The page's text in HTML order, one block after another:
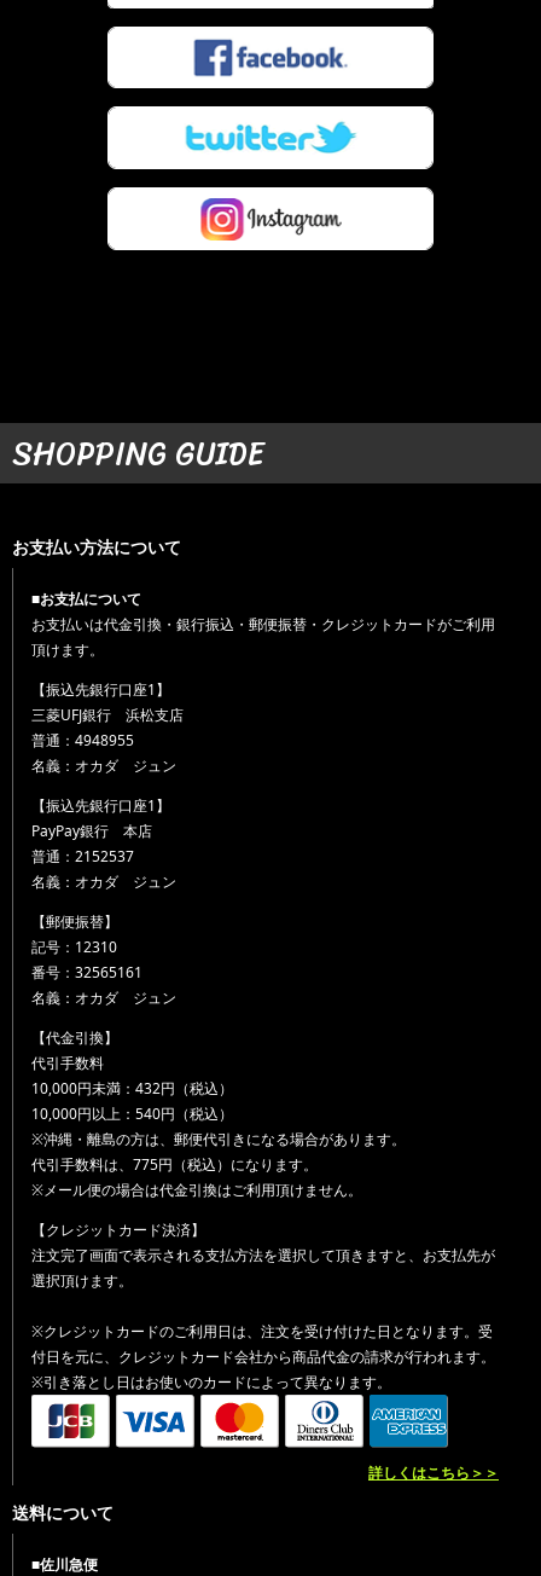
SHOPPING GUIDE
お支払い方法について
■お支払について
お支払いは代金引換・銀行振込・郵便振替・クレジットカードがご利用
頂けます。
【振込先銀行口座1】
三菱UFJ銀行 浜松支店
普通：4948955
名義：オカダ ジュン
【振込先銀行口座1】
PayPay銀行 本店
普通：2152537
名義：オカダ ジュン
【郵便振替】
記号：12310
番号：32565161
名義：オカダ ジュン
【代金引換】
代引手数料
10,000円未満：432円（税込）
10,000円以上：540円（税込）
※沖縄・離島の方は、郵便代引きになる場合があります。
代引手数料は、775円（税込）になります。
※メール便の場合は代金引換はご利用頂けません。
【クレジットカード決済】
注文完了画面で表示される支払方法を選択して頂きますと、お支払先が
選択頂けます。
※クレジットカードのご利用日は、注文を受け付けた日となります。受
付日を元に、クレジットカード会社から商品代金の請求が行われます。
※引き落とし日はお使いのカードによって異なります。
詳しくはこちら＞＞
送料について
■佐川急便